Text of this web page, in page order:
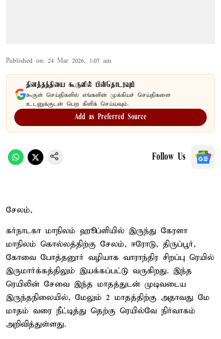
Published on: 24 Mar 2026, 1:07 am
தினத்தந்தியை கூகுளில் பின்தொடரவும்
கூகுள் செய்திகளில் எங்களின் முக்கியச் செய்திகளை
உடனுக்குடன் பெற கிளிக் செய்யவும்.
Add as Preferred Source
Follow Us
சேலம்,
கர்நாடகா மாநிலம் ஹூப்ளியில் இருந்து கேரளா
மாநிலம் கொல்லத்திற்கு சேலம், ஈரோடு, திருப்பூர்,
கோவை போத்தனூர் வழியாக வாராந்திர சிறப்பு ரெயில்
இருமார்க்கத்திலும் இயக்கப்பட்டு வருகிறது. இந்த
ரெயிலின் சேவை இந்த மாதத்துடன் முடிவடைய
இருந்தநிலையில், மேலும் 2 மாதத்திற்கு அதாவது மே
மாதம் வரை நீட்டித்து தெற்கு ரெயில்வே நிர்வாகம்
அறிவித்துள்ளது.